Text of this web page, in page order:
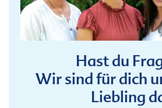
Hast du
Wir sind für dich
Liebling